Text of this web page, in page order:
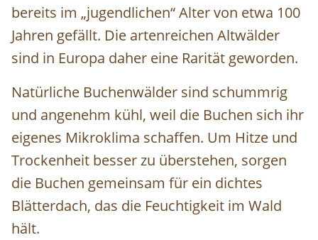
bereits im „jugendlichen“ Alter von etwa 100
Jahren gefällt. Die artenreichen Altwälder
sind in Europa daher eine Rarität geworden.
Natürliche Buchenwälder sind schummrig
und angenehm kühl, weil die Buchen sich ihr
eigenes Mikroklima schaffen. Um Hitze und
Trockenheit besser zu überstehen, sorgen
die Buchen gemeinsam für ein dichtes
Blätterdach, das die Feuchtigkeit im Wald
hält.